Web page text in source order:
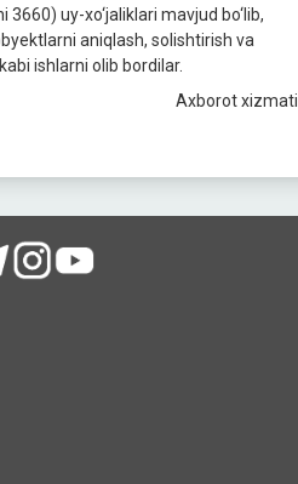
3660) uy-xo‘jaliklari mavjud bo‘lib,
aniqlash, solishtirish va
ishlarni olib bordilar.
Axborot xizmati.